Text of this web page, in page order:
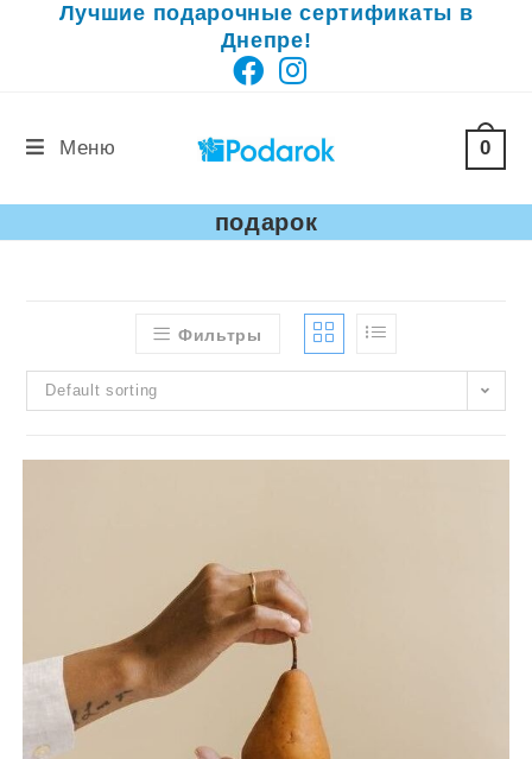
ПерейтиЛучшие подарочные сертификаты в
Днепре!
Меню 0
подарок
Фильтры
Default sorting